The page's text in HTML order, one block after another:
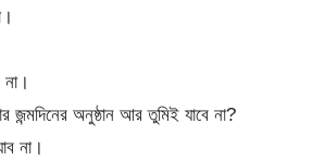
অনুষ্ঠান আর তুমিই যাবে না?
না।